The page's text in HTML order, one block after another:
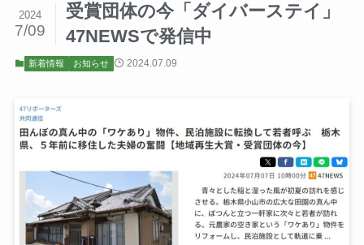
受賞団体の今「ダイバーステイ」
47NEWSで発信中
2024
7/09
新着情報 お知らせ 2024.07.09